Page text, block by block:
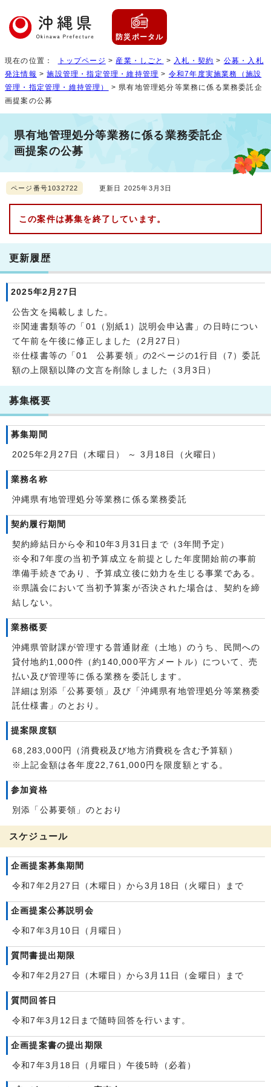
防災ポータル
現在の位置： トップページ > 産業・しごと > 入札・契約 > 公募・入札
発注情報 >施設管理・指定管理・維持管理 > 令和7年度実施業務（施設
管理・指定管理・維持管理）
> 県有地管理処分等業務に係る業務委託企
画提案の公募
県有地管理処分等業務に係る業務委託企
画提案の公募
ページ番号1032722 更新日 2025年3月3日
この案件は募集を終了しています。
更新履歴
2025年2月27日
公告文を掲載しました。
※関連書類等の「01（別紙1）説明会申込書」の日時につい
て午前を午後に修正しました（2月27日）
※仕様書等の「01 公募要領」の2ページの1行目（7）委託
額の上限額以降の文言を削除しました（3月3日）
募集概要
募集期間
2025年2月27日（木曜日） ～ 3月18日（火曜日）
業務名称
沖縄県有地管理処分等業務に係る業務委託
契約履行期間
契約締結日から令和10年3月31日まで（3年間予定）
※令和7年度の当初予算成立を前提とした年度開始前の事前
準備手続きであり、予算成立後に効力を生じる事業である。
※県議会において当初予算案が否決された場合は、契約を締
結しない。
業務概要
沖縄県管財課が管理する普通財産（土地）のうち、民間への
貸付地約1,000件（約140,000平方メートル）について、売
払い及び管理等に係る業務を委託します。
詳細は別添「公募要領」及び「沖縄県有地管理処分等業務委
託仕様書」のとおり。
提案限度額
68,283,000円（消費税及び地方消費税を含む予算額）
※上記金額は各年度22,761,000円を限度額とする。
参加資格
別添「公募要領」のとおり
スケジュール
企画提案募集期間
令和7年2月27日（木曜日）から3月18日（火曜日）まで
企画提案公募説明会
令和7年3月10日（月曜日）
質問書提出期限
令和7年2月27日（木曜日）から3月11日（金曜日）まで
質問回答日
令和7年3月12日まで随時回答を行います。
企画提案書の提出期限
令和7年3月18日（月曜日）午後5時（必着）